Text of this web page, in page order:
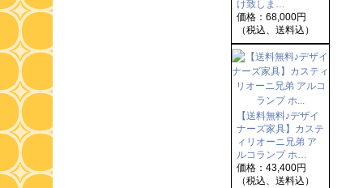
け致しま…
価格：68,000円
（税込、送料込）
【送料無料♪デザイ
ナーズ家具】カステ
ィリオーニ兄弟 ア
ルコランプ ホ…
価格：43,400円
（税込、送料込）